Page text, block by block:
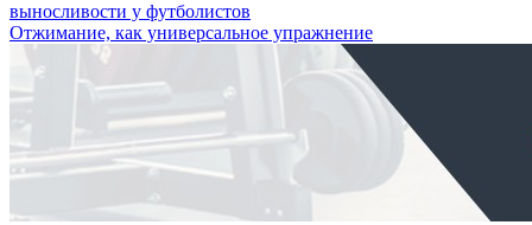
выносливости у футболистов
Отжимание, как универсальное упражнение